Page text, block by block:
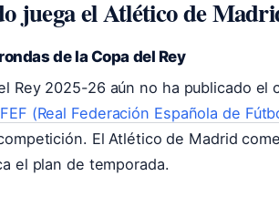
juega el Atlético de
de la Copa del Rey
Rey 2025-26 aún no ha publicado
(Real Federación Española de
El Atlético de Madrid
el plan de temporada.